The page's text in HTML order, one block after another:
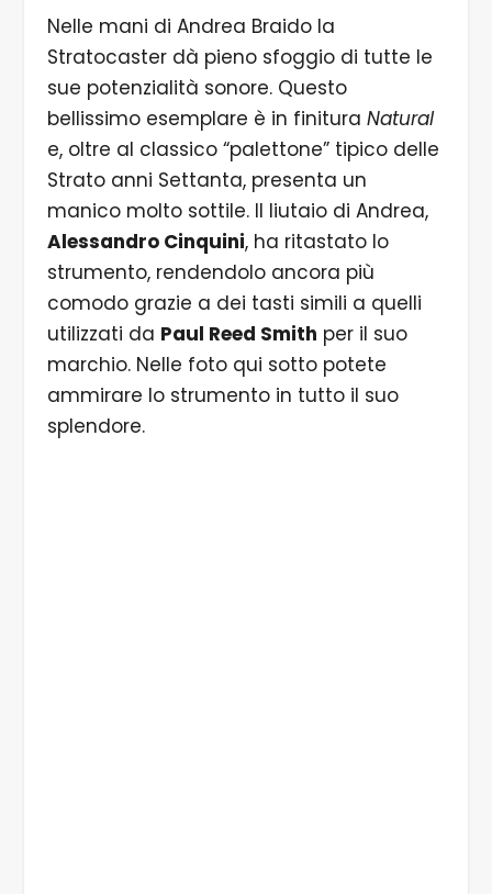
Nelle mani di Andrea Braido la
Stratocaster dà pieno sfoggio di tutte le
sue potenzialità sonore. Questo
bellissimo esemplare è in finitura Natural
e, oltre al classico “palettone” tipico delle
Strato anni Settanta, presenta un
manico molto sottile. Il liutaio di Andrea,
Alessandro Cinquini, ha ritastato lo
strumento, rendendolo ancora più
comodo grazie a dei tasti simili a quelli
utilizzati da Paul Reed Smith per il suo
marchio. Nelle foto qui sotto potete
ammirare lo strumento in tutto il suo
splendore.